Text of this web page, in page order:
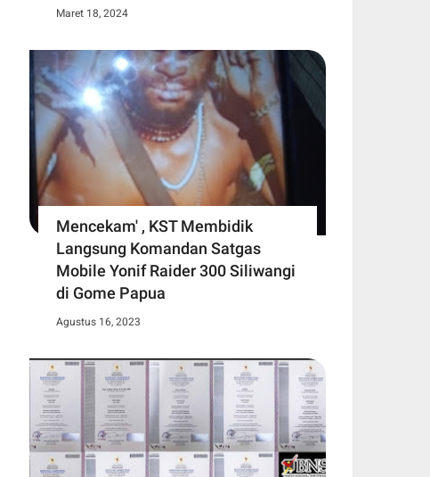
Maret 18, 2024
Mencekam' , KST Membidik
Langsung Komandan Satgas
Mobile Yonif Raider 300 Siliwangi
di Gome Papua
Agustus 16, 2023